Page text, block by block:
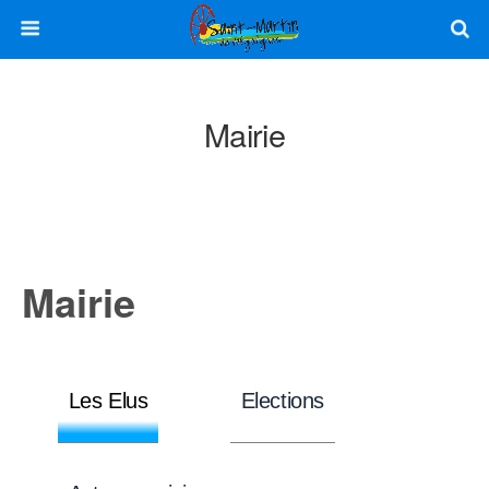
Mairie
Mairie
Les Elus Elections